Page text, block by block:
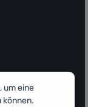
um eine
können.